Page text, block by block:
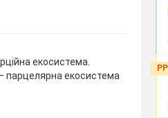
екосистема.
парцелярна екосистема